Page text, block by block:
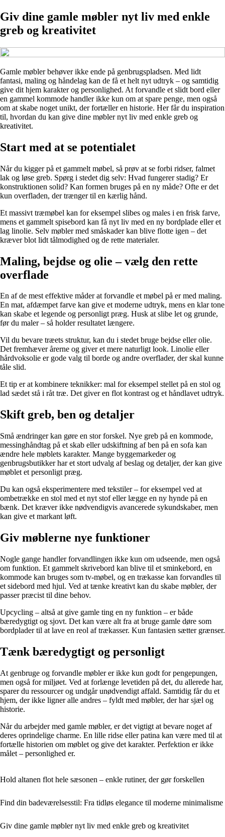
Giv dine gamle møbler nyt liv med enkle
greb og kreativitet
Gamle møbler behøver ikke ende på genbrugspladsen. Med lidt
fantasi, maling og håndelag kan de få et helt nyt udtryk – og samtidig
give dit hjem karakter og personlighed. At forvandle et slidt bord eller
en gammel kommode handler ikke kun om at spare penge, men også
om at skabe noget unikt, der fortæller en historie. Her får du inspiration
til, hvordan du kan give dine møbler nyt liv med enkle greb og
kreativitet.
Start med at se potentialet
Når du kigger på et gammelt møbel, så prøv at se forbi ridser, falmet
lak og løse greb. Spørg i stedet dig selv: Hvad fungerer stadig? Er
konstruktionen solid? Kan formen bruges på en ny måde? Ofte er det
kun overfladen, der trænger til en kærlig hånd.
Et massivt træmøbel kan for eksempel slibes og males i en frisk farve,
mens et gammelt spisebord kan få nyt liv med en ny bordplade eller et
lag linolie. Selv møbler med småskader kan blive flotte igen – det
kræver blot lidt tålmodighed og de rette materialer.
Maling, bejdse og olie – vælg den rette
overflade
En af de mest effektive måder at forvandle et møbel på er med maling.
En mat, afdæmpet farve kan give et moderne udtryk, mens en klar tone
kan skabe et legende og personligt præg. Husk at slibe let og grunde,
før du maler – så holder resultatet længere.
Vil du bevare træets struktur, kan du i stedet bruge bejdse eller olie.
Det fremhæver årerne og giver et mere naturligt look. Linolie eller
hårdvoksolie er gode valg til borde og andre overflader, der skal kunne
tåle slid.
Et tip er at kombinere teknikker: mal for eksempel stellet på en stol og
lad sædet stå i råt træ. Det giver en flot kontrast og et håndlavet udtryk.
Skift greb, ben og detaljer
Små ændringer kan gøre en stor forskel. Nye greb på en kommode,
messinghåndtag på et skab eller udskiftning af ben på en sofa kan
ændre hele møblets karakter. Mange byggemarkeder og
genbrugsbutikker har et stort udvalg af beslag og detaljer, der kan give
møblet et personligt præg.
Du kan også eksperimentere med tekstiler – for eksempel ved at
ombetrække en stol med et nyt stof eller lægge en ny hynde på en
bænk. Det kræver ikke nødvendigvis avancerede sykundskaber, men
kan give et markant løft.
Giv møblerne nye funktioner
Nogle gange handler forvandlingen ikke kun om udseende, men også
om funktion. Et gammelt skrivebord kan blive til et sminkebord, en
kommode kan bruges som tv-møbel, og en trækasse kan forvandles til
et sidebord med hjul. Ved at tænke kreativt kan du skabe møbler, der
passer præcist til dine behov.
Upcycling – altså at give gamle ting en ny funktion – er både
bæredygtigt og sjovt. Det kan være alt fra at bruge gamle døre som
bordplader til at lave en reol af trækasser. Kun fantasien sætter grænser.
Tænk bæredygtigt og personligt
At genbruge og forvandle møbler er ikke kun godt for pengepungen,
men også for miljøet. Ved at forlænge levetiden på det, du allerede har,
sparer du ressourcer og undgår unødvendigt affald. Samtidig får du et
hjem, der ikke ligner alle andres – fyldt med møbler, der har sjæl og
historie.
Når du arbejder med gamle møbler, er det vigtigt at bevare noget af
deres oprindelige charme. En lille ridse eller patina kan være med til at
fortælle historien om møblet og give det karakter. Perfektion er ikke
målet – personlighed er.
Hold altanen flot hele sæsonen – enkle rutiner, der gør forskellen
Find din badeværelsesstil: Fra tidløs elegance til moderne minimalisme
Giv dine gamle møbler nyt liv med enkle greb og kreativitet